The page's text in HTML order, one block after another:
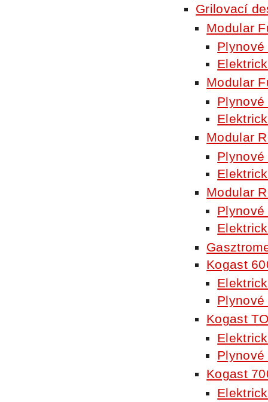
Grilovací
Modular
Modular
Modular
Modular
Kogast
Kogast
Kogast